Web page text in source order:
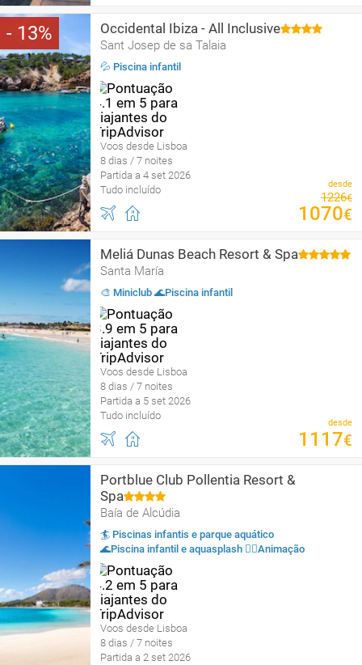
13 Occidental Ibiza - All Inclusive
Sant Josep de sa Talaia
💦 Piscina infantil
Voos desde Lisboa
8 dias / 7 noites
Partida a 4 set 2026
Tudo incluído
desde
1226€
1070€
Meliá Dunas Beach Resort & Spa
Santa María
🎨 Miniclub 🌊Piscina infantil
Voos desde Lisboa
8 dias / 7 noites
Partida a 5 set 2026
Tudo incluído
desde
1117€
Portblue Club Pollentia Resort &
Spa
Baía de Alcúdia
🏄 Piscinas infantis e parque aquático
🌊Piscina infantil e aquasplash 🤹‍♂️Animação
Voos desde Lisboa
8 dias / 7 noites
Partida a 2 set 2026